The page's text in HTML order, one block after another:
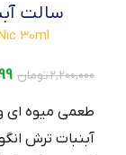
سالت
30ml
2,200,000تومان
طعمی میوه ای
آبنبات ترش